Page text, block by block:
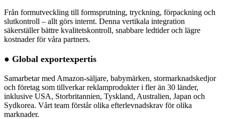
Från formutveckling till formsprutning, tryckning, förpackning och
slutkontroll – allt görs internt. Denna vertikala integration
säkerställer bättre kvalitetskontroll, snabbare ledtider och lägre
kostnader för våra partners.
● Global exportexpertis
Samarbetar med Amazon-säljare, babymärken, stormarknadskedjor
och företag som tillverkar reklamprodukter i fler än 30 länder,
inklusive USA, Storbritannien, Tyskland, Australien, Japan och
Sydkorea. Vårt team förstår olika efterlevnadskrav för olika
marknader.